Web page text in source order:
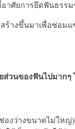
ศัยการยึดฟันธรร
างขึ้นมาเพื่อซ่อมแ
วนของฟันไปมาก
งว่างขนาดไม่ใหญ่